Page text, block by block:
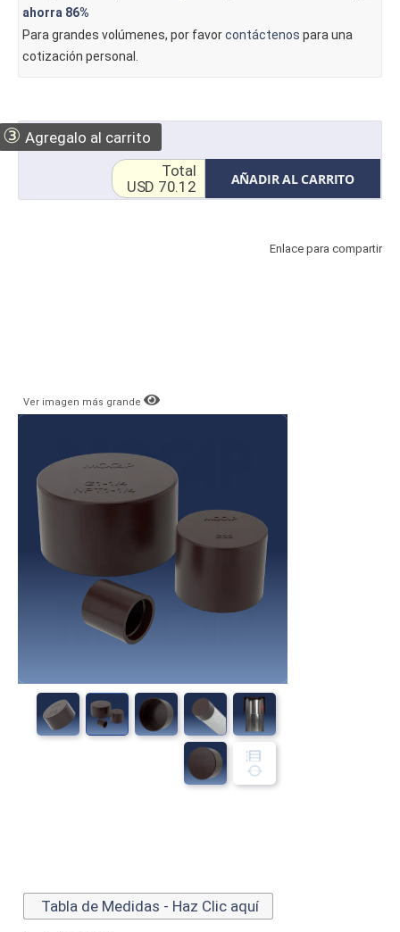
ahorra 86%
Para grandes volúmenes, por favorcontáctenos para una
cotización personal.
③ Agregalo al carrito
AÑADIR AL CARRITO
Total
USD 70.12
Enlace para compartir
Ver imagen más grande
Tabla de Medidas - Haz Clic aquí